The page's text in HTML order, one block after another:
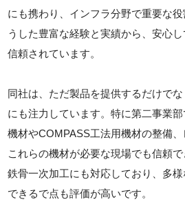
にも携わり、インフラ分野で重要な
うした豊富な経験と実績から、安心
信頼されています。
同社は、ただ製品を提供するだけで
にも注力しています。特に第二事業
機材やCOMPASS工法用機材の整備、
これらの機材が必要な現場でも信頼で
鉄骨一次加工にも対応しており、多
できるで点も評価が高いです。